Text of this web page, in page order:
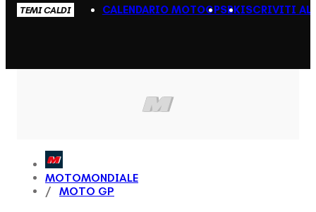
TEMI CALDI CALENDARIO MOTOGPSBKISCRIVITI AL
MOTOMONDIALE
MOTO GP